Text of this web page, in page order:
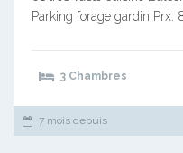
Parking forage gardin Prx:
3 Chambres
7 mois depuis